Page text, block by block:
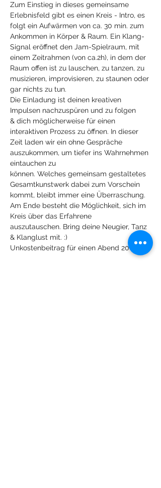
Zum Einstieg in dieses gemeinsame
Erlebnisfeld gibt es einen Kreis - Intro, es
folgt ein Aufwärmen von ca. 30 min. zum
Ankommen in Körper & Raum. Ein Klang-
Signal eröffnet den Jam-Spielraum, mit
einem Zeitrahmen (von ca.2h), in dem der
Raum offen ist zu lauschen, zu tanzen, zu
musizieren, improvisieren, zu staunen oder
gar nichts zu tun.
Die Einladung ist deinen kreativen
Impulsen nachzuspüren und zu folgen
& dich möglicherweise für einen
interaktiven Prozess zu öffnen. In dieser
Zeit laden wir ein ohne Gespräche
auszukommen, um tiefer ins Wahrnehmen
eintauchen zu
können. Welches gemeinsam gestaltetes
Gesamtkunstwerk dabei zum Vorschein
kommt, bleibt immer eine Überraschung.
Am Ende besteht die Möglichkeit, sich im
Kreis über das Erfahrene
auszutauschen. Bring deine Neugier, Tanz
& Klanglust mit. :)
Unkostenbeitrag für einen Abend 20 €